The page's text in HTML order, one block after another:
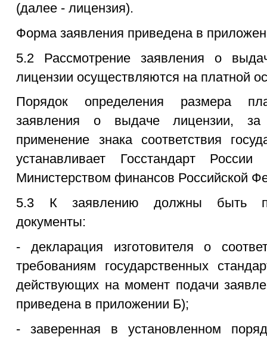
(далее - лицензия).
Форма заявления приведена в
5.2 Рассмотрение заявления о
лицензии осуществляются на платной
Порядок определения размера
заявления о выдаче лицензии,
применение знака соответствия
устанавливает Госстандарт
Министерством финансов Российской
5.3 К заявлению должны быть
документы:
- декларация изготовителя о
требованиям государственных
действующих на момент подачи
приведена в приложении Б);
- заверенная в установленном